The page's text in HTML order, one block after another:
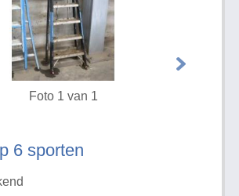
6 sporten
Foto 1 van 1